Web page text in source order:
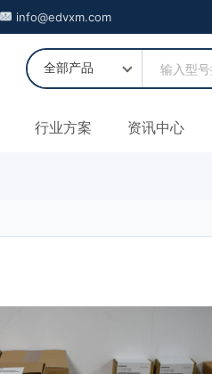
info@edvxm.com
行业方案 资讯中心